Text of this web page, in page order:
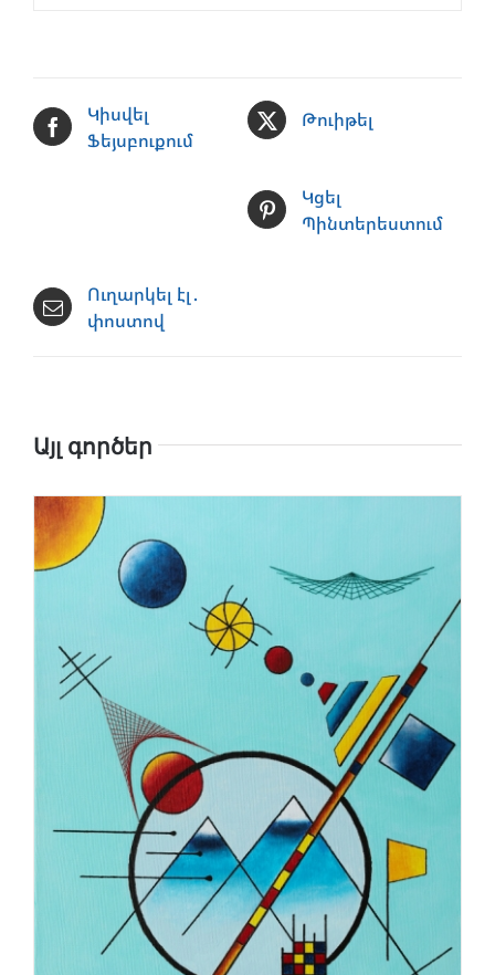
Կիսվել
Ֆեյսբուքում
Թուիթել
Կցել
Պինտերեստում
Ուղարկել էլ․
փոստով
Այլ գործեր